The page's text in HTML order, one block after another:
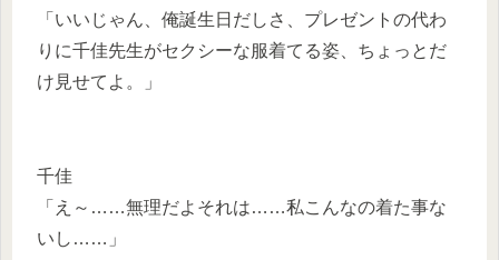
「いいじゃん、俺誕生日だしさ、プレゼントの代わ
りに千佳先生がセクシーな服着てる姿、ちょっとだ
け見せてよ。」
千佳
「え～……無理だよそれは……私こんなの着た事な
いし……」